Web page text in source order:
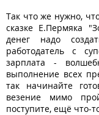
Так что же нужно,
сказке Е.Пермяка
денег надо
работодатель с
зарплата -
выполнение всех
так начинайте
везение мимо
поступите, ещё что-